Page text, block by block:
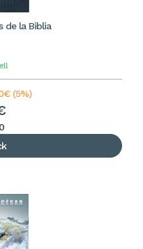
de la Biblia
(5%)